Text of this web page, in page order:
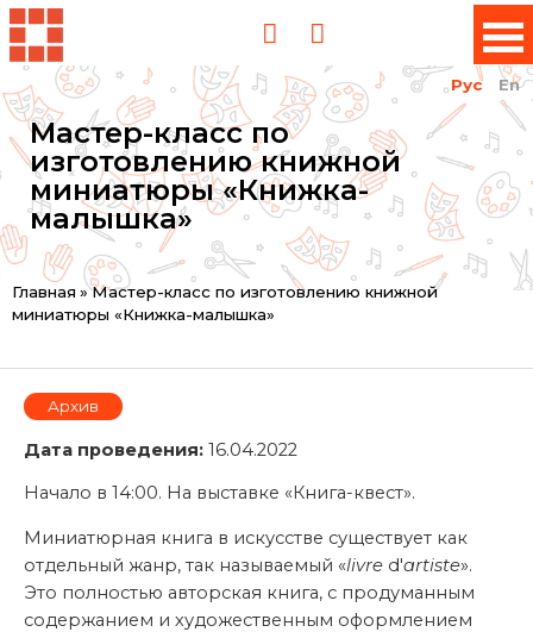
Рус En
Мастер-класс по
изготовлению книжной
миниатюры «Книжка-
малышка»
Вы
здесь
Главная »Мастер-класс по изготовлению книжной
миниатюры «Книжка-малышка»
Архив
Дата проведения: 16.04.2022
Начало в 14:00. На выставке «Книга-квест».
Миниатюрная книга в искусстве существует как
отдельный жанр, так называемый «livre d'artiste».
Это полностью авторская книга, с продуманным
содержанием и художественным оформлением